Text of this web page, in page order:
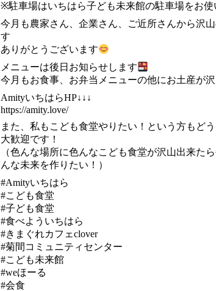
※駐車場はいちはら子ども未来館の駐車場をお使
今月も農家さん、企業さん、ご近所さんから沢
す
ありがとうございます
メニューは後日お知らせします
今月もお食事、お弁当メニューの他にお土産が
AmityいちはらHP↓↓↓
https://amity.love/
また、私もこども食堂やりたい！という方もど
大歓迎です！
（色んな場所に色んなこども食堂が沢山出来た
んな未来を作りたい！）
#Amityいちはら
#こども食堂
#子ども食堂
#食べよういちはら
#きまぐれカフェclover
#菊間コミュニティセンター
#こども未来館
#weほーる
#会食